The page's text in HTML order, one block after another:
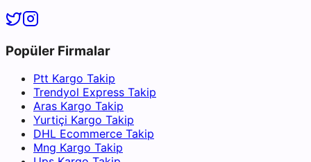
Popüler Firmalar
Ptt Kargo Takip
Trendyol Express Takip
Aras Kargo Takip
Yurtiçi Kargo Takip
DHL Ecommerce Takip
Mng Kargo Takip